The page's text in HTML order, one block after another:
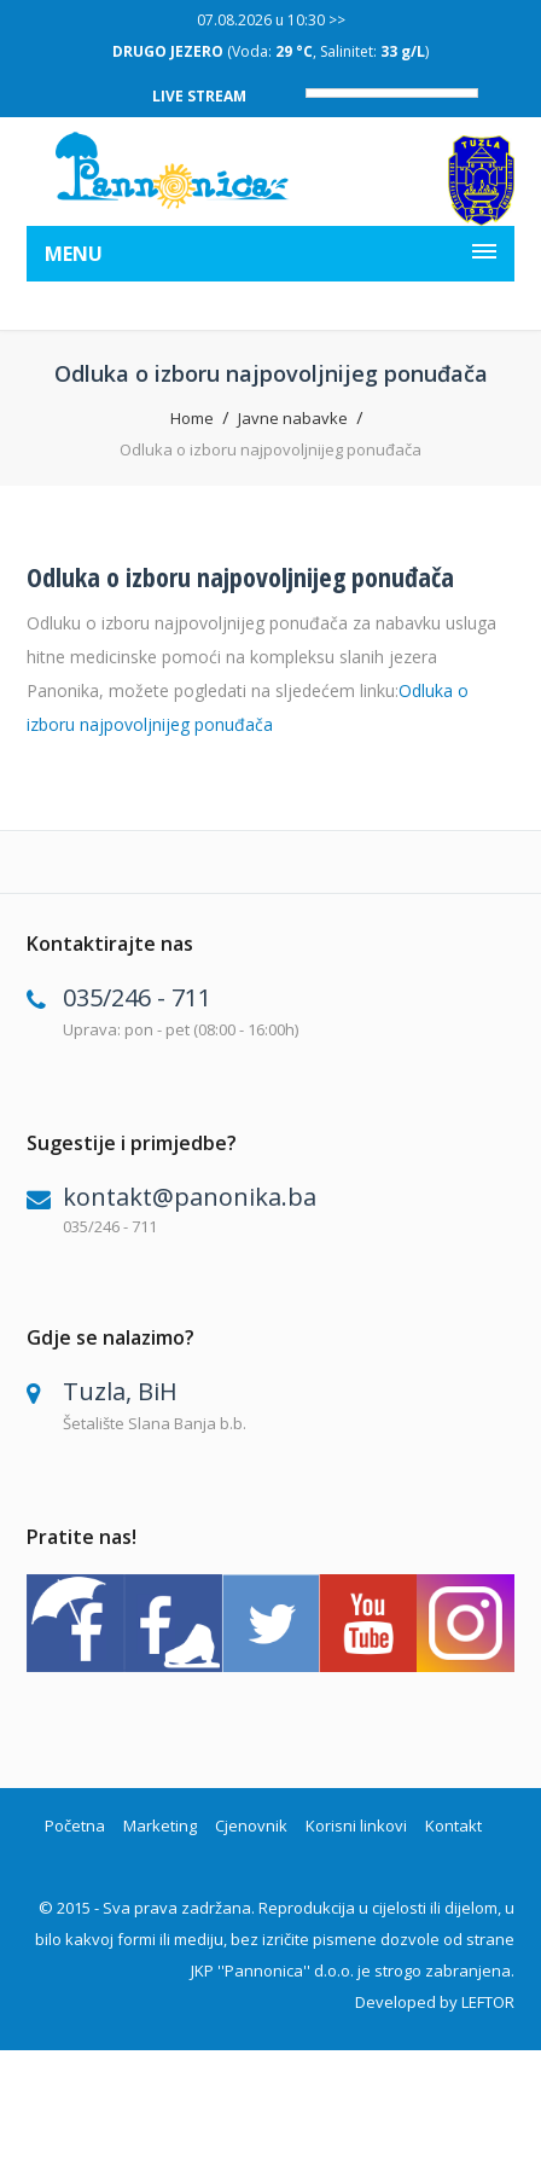
07.08.2026 u 10:30 >>
DRUGO JEZERO (Voda: 29 °C, Salinitet: 33 g/L)
LIVE STREAM
MENU
Odluka o izboru najpovoljnijeg ponuđača
Home
Javne nabavke
Odluka o izboru najpovoljnijeg ponuđača
Odluka o izboru najpovoljnijeg ponuđača
Odluku o izboru najpovoljnijeg ponuđača za nabavku usluga
hitne medicinske pomoći na kompleksu slanih jezera
Panonika, možete pogledati na sljedećem linku:Odluka o
izboru najpovoljnijeg ponuđača
Kontaktirajte nas
035/246 - 711
Uprava: pon - pet (08:00 - 16:00h)
Sugestije i primjedbe?
kontakt@panonika.ba
035/246 - 711
Gdje se nalazimo?
Tuzla, BiH
Šetalište Slana Banja b.b.
Pratite nas!
Početna Marketing Cjenovnik Korisni linkovi Kontakt
© 2015 - Sva prava zadržana. Reprodukcija u cijelosti ili dijelom, u
bilo kakvoj formi ili mediju, bez izričite pismene dozvole od strane
JKP ''Pannonica'' d.o.o. je strogo zabranjena.
Developed byLEFTOR